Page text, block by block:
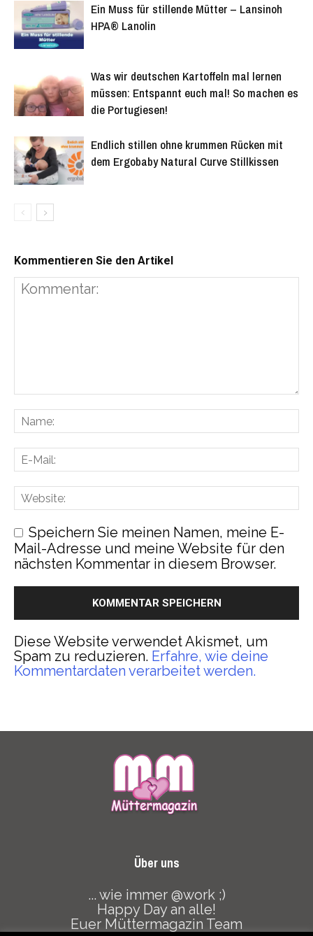
Ein Muss für stillende Mütter – Lansinoh
HPA® Lanolin
Was wir deutschen Kartoffeln mal lernen
müssen: Entspannt euch mal! So machen es
die Portugiesen!
Endlich stillen ohne krummen Rücken mit
dem Ergobaby Natural Curve Stillkissen
Kommentieren Sie den Artikel
Speichern Sie meinen Namen, meine E-
Mail-Adresse und meine Website für den
nächsten Kommentar in diesem Browser.
Diese Website verwendet Akismet, um
Spam zu reduzieren. Erfahre, wie deine
Kommentardaten verarbeitet werden.
Über uns
... wie immer @work ;)
Happy Day an alle!
Euer Müttermagazin Team